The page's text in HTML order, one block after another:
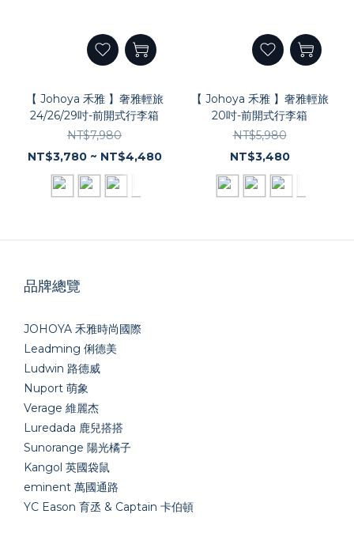
【 Johoya 禾雅 】奢雅輕旅
24/26/29吋-前開式行李箱
NT$7,980
NT$3,780 ~ NT$4,480
【 Johoya 禾雅 】奢雅輕旅
20吋-前開式行李箱
NT$5,980
NT$3,480
品牌總覽
JOHOYA 禾雅時尚國際
Leadming 俐德美
Ludwin 路德威
Nuport 萌象
Verage 維麗杰
Luredada 鹿兒搭搭
Sunorange 陽光橘子
Kangol 英國袋鼠
eminent 萬國通路
YC Eason 育丞 & Captain 卡伯頓